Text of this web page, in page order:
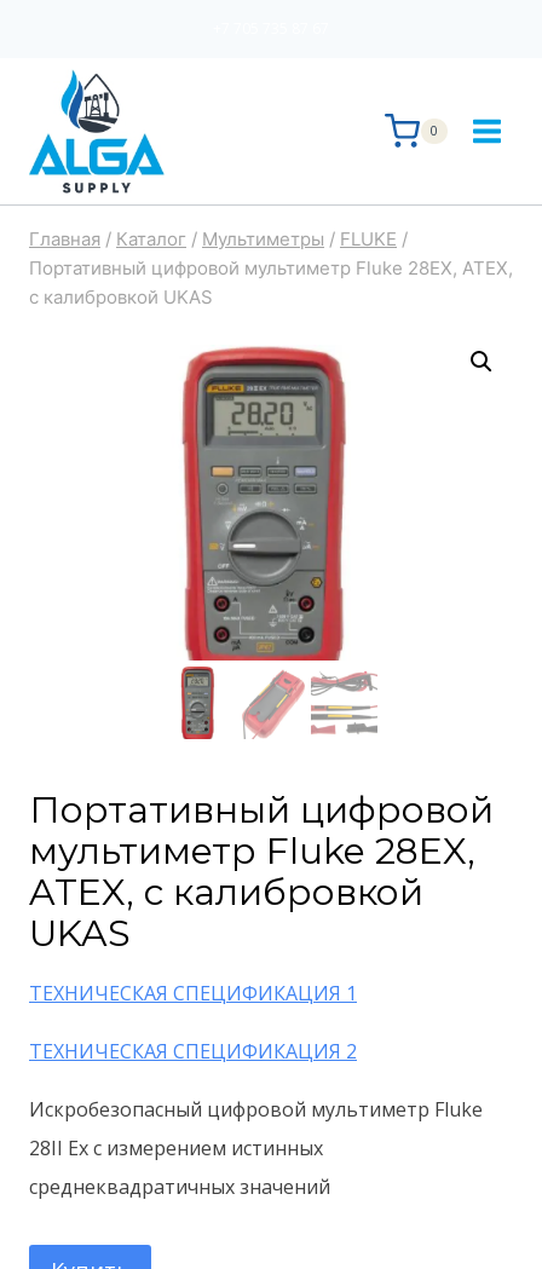
содержимому
0
Главная / Каталог / Мультиметры / FLUKE /
Портативный цифровой мультиметр Fluke 28EX, ATEX,
с калибровкой UKAS
Портативный цифровой
мультиметр Fluke 28EX,
ATEX, с калибровкой
UKAS
ТЕХНИЧЕСКАЯ СПЕЦИФИКАЦИЯ 1
ТЕХНИЧЕСКАЯ СПЕЦИФИКАЦИЯ 2
Искробезопасный цифровой мультиметр Fluke
28II Ex с измерением истинных
среднеквадратичных значений